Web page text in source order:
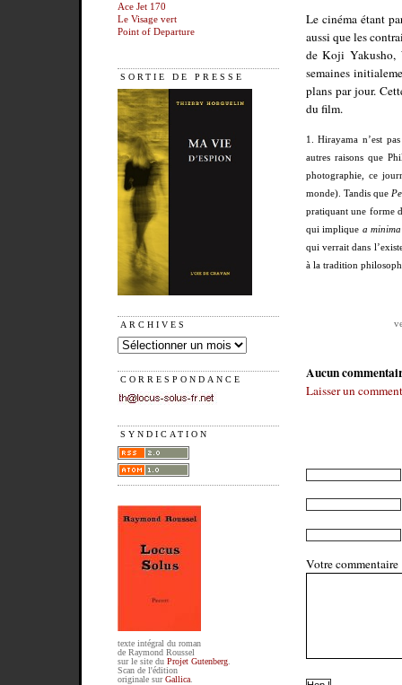
Ace Jet 170
Le Visage vert
Point of Departure
SORTIE DE PRESSE
ARCHIVES
CORRESPONDANCE
SYNDICATION
texte intégral du roman
de Raymond Roussel
sur le site du Projet Gutenberg.
Scan de l'édition
originale surGallica.
Le cinéma étant
aussi que les
de Koji Yakusho,
semaines
plans par jour.
du film.
1. Hirayama n’est
autres raisons que
photographie, ce
monde). Tandis que
pratiquant une forme
qui implique a minima
qui verrait dans
à la tradition
Aucun
Laisser un
Votre commentaire